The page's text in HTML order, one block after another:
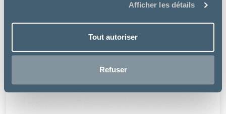
Afficher les détails
Tout autoriser
Refuser